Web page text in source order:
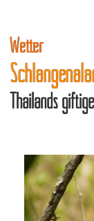
Wetter
Thailands